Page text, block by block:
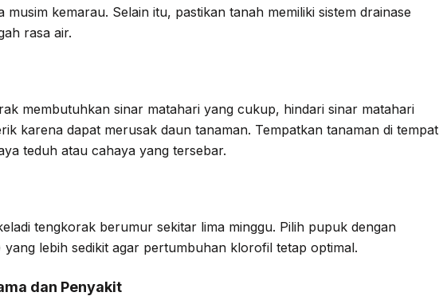
musim kemarau. Selain itu, pastikan tanah memiliki sistem drainase
rasa air.
membutuhkan sinar matahari yang cukup, hindari sinar matahari
karena dapat merusak daun tanaman. Tempatkan tanaman di tempat
teduh atau cahaya yang tersebar.
tengkorak berumur sekitar lima minggu. Pilih pupuk dengan
lebih sedikit agar pertumbuhan klorofil tetap optimal.
dan Penyakit